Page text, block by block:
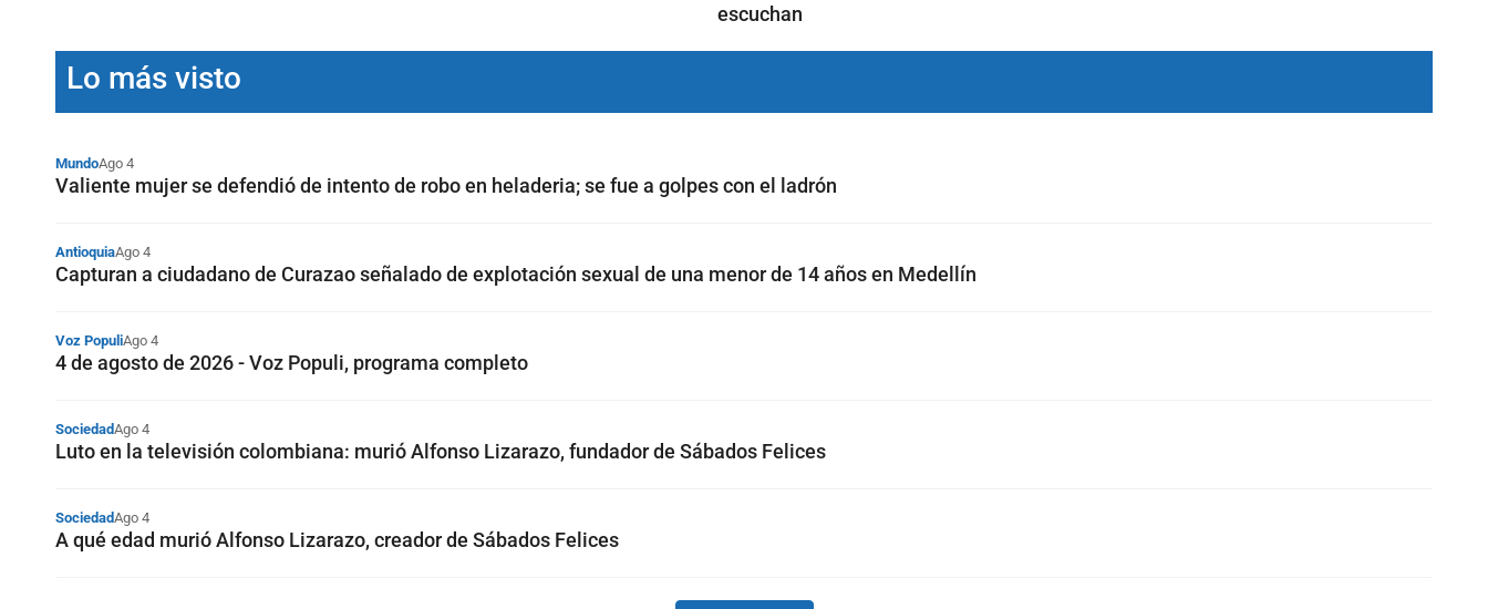
escuchan
Lo más visto
MundoAgo 4
Valiente mujer se defendió de intento de robo en heladeria; se fue a golpes con el ladrón
AntioquiaAgo 4
Capturan a ciudadano de Curazao señalado de explotación sexual de una menor de 14 años en Medellín
Voz PopuliAgo 4
4 de agosto de 2026 - Voz Populi, programa completo
SociedadAgo 4
Luto en la televisión colombiana: murió Alfonso Lizarazo, fundador de Sábados Felices
SociedadAgo 4
A qué edad murió Alfonso Lizarazo, creador de Sábados Felices